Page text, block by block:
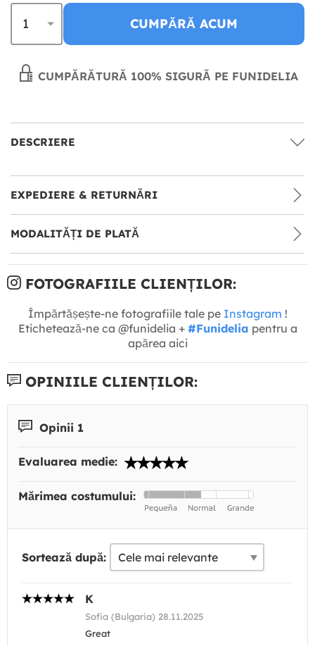
CUMPĂRĂ ACUM
CUMPĂRĂTURĂ 100% SIGURĂ PE FUNIDELIA
DESCRIERE
EXPEDIERE & RETURNĂRI
MODALITĂȚI DE PLATĂ
FOTOGRAFIILE CLIENȚILOR:
Împărtășește-ne fotografiile tale pe Instagram !
Etichetează-ne ca @funidelia + #Funidelia pentru a
apărea aici
OPINIILE CLIENȚILOR:
Opinii 1
Evaluarea medie:
Mărimea costumului:
Sortează după:
K
Sofia (Bulgaria) 28.11.2025
Great